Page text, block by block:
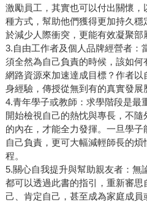
激勵員工，其實也可以付出關懷
種方式，幫助他們獲得更加持久
於減少人際衝突，更能有效凝聚部
3.自由工作者及個人品牌經營者：
須全然為自己負責的時候，該如
網路資源來加速達成目標？作者
身經驗，傳授從無到有的真實發展
4.青年學子或教師：求學階段是最
開始檢視自己的熱忱與專長，不
的內在，才能全力發揮。一旦學
自己負責，更可大幅減輕師長的
程。
5.關心自我提升與幫助親友者：無
都可以透過此書的指引，重新審
己、肯定自己，甚至成為家庭成員